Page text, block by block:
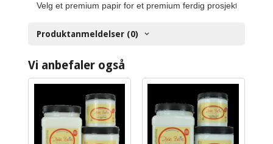
Velg et premium papir for et premium ferdig prosjekt.
Produktanmeldelser (0)
Vi anbefaler også